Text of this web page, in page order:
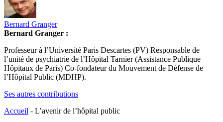
Bernard Granger
Bernard Granger :
Professeur à l’Université Paris Descartes (PV) Responsable de
l’unité de psychiatrie de l’Hôpital Tarnier (Assistance Publique –
Hôpitaux de Paris) Co-fondateur du Mouvement de Défense de
l’Hôpital Public (MDHP).
Ses autres contributions
Accueil - L’avenir de l’hôpital public